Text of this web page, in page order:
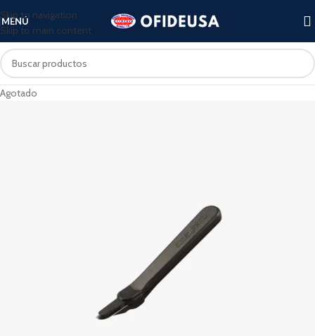
Skip to navigation
Skip to main content
MENÚ
Agotado